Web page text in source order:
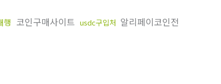
행 코인구매사이트 usdc구입처 알리페이코인전